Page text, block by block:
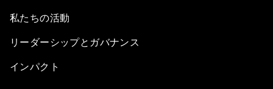
私たちの活動
リーダーシップとガバナンス
インパクト